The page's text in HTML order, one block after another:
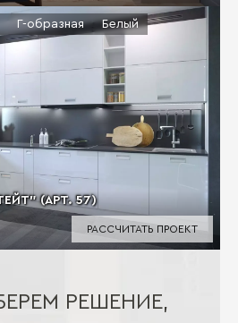
(АРТ. 57)
Г-образная Белый
РАССЧИТАТЬ ПРОЕКТ
РЕШЕНИЕ,